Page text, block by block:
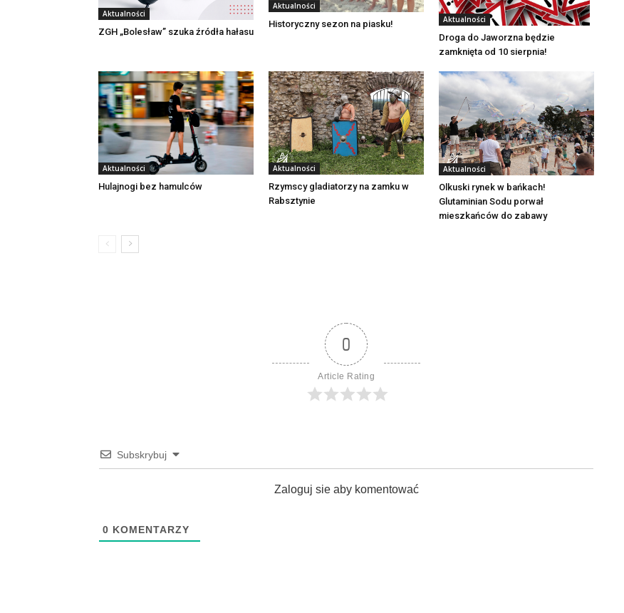
Aktualności
ZGH „Bolesław” szuka źródła hałasu
Aktualności
Historyczny sezon na piasku! Aktualności
Droga do Jaworzna będzie
zamknięta od 10 sierpnia!
Aktualności
Hulajnogi bez hamulców
Aktualności
Rzymscy gladiatorzy na zamku w
Rabsztynie
Aktualności
Olkuski rynek w bańkach!
Glutaminian Sodu porwał
mieszkańców do zabawy
0
Article Rating
Subskrybuj
Zaloguj sie aby komentować
0 KOMENTARZY